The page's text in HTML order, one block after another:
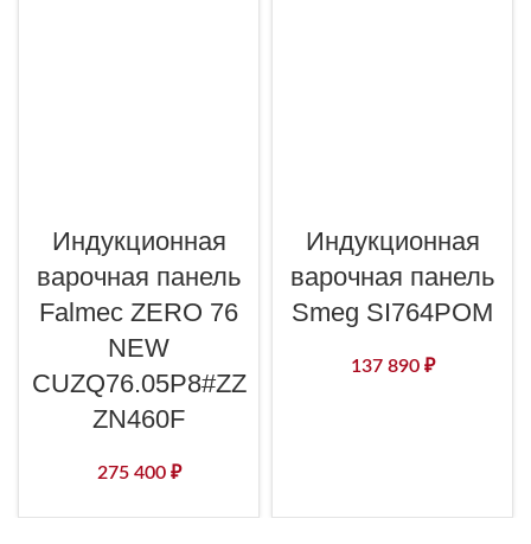
Индукционная
варочная панель
Falmec ZERO 76
NEW
CUZQ76.05P8#ZZ
ZN460F
275 400 ₽
Индукционная
варочная панель
Smeg SI764POM
137 890 ₽